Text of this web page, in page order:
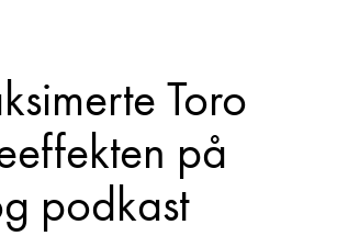
Toro
på
podkast